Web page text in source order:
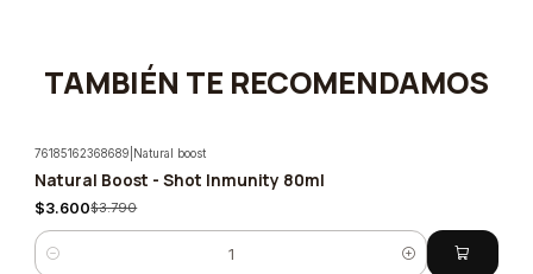
TAMBIÉN TE RECOMENDAMOS
-5%
76185162368689 Natural boost
Natural Boost - Shot Inmunity 80ml
$3.600$3.790
Quantity